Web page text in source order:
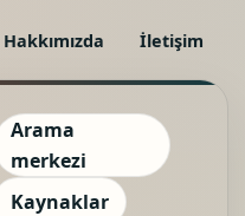
Hakkımızda İletişim
Arama
merkezi
Kaynaklar